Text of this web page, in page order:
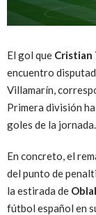
El gol que Cristian
encuentro
Villamarín,
Primera división
goles de la jornada.
En concreto, el
del punto de
la estirada de
fútbol español en